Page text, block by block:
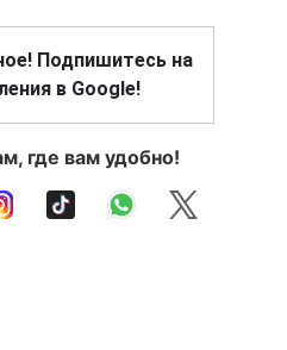
Подпишитесь на
в Google!
где вам удобно!